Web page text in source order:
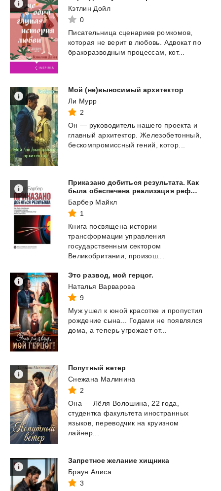
Кэтлин Дойл
0
Писательница сценариев ромкомов,
которая не верит в любовь. Адвокат по
бракоразводным процессам, кот...
Мой (не)выносимый архитектор
Ли Мурр
2
Он — руководитель нашего проекта и
главный архитектор. Железобетонный,
бескомпромиссный гений, котор...
Приказано добиться результата. Как
была обеспечена реализация реформ в сфере государственных услуг Великобритании
Барбер Майкл
1
Книга посвящена истории
трансформации управления
государственным сектором
Великобритании, произош...
Это развод, мой герцог.
Наталья Варварова
9
Муж ушел к юной красотке и пропустил
рождение сына... Годами не появлялся
дома, а теперь угрожает от...
Попутный ветер
Снежана Малинина
2
Она — Лёля Волошина, 22 года,
студентка факультета иностранных
языков, переводчик на круизном
лайнер...
Запретное желание хищника
Браун Алиса
3